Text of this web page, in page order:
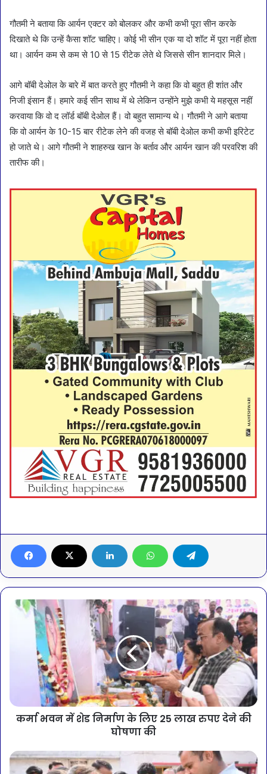
गौतमी ने बताया कि आर्यन एक्टर को बोलकर और कभी कभी पूरा सीन करके
दिखाते थे कि उन्हें कैसा शॉट चाहिए। कोई भी सीन एक या दो शॉट में पूरा नहीं होता
था। आर्यन कम से कम से 10 से 15 रीटेक लेते थे जिससे सीन शानदार मिले।
आगे बॉबी देओल के बारे में बात करते हुए गौतमी ने कहा कि वो बहुत ही शांत और
निजी इंसान हैं। हमारे कई सीन साथ में थे लेकिन उन्होंने मुझे कभी ये महसूस नहीं
करवाया कि वो द लॉर्ड बॉबी देओल हैं। वो बहुत सामान्य थे। गौतमी ने आगे बताया
कि वो आर्यन के 10-15 बार रीटेक लेने की वजह से बॉबी देओल कभी कभी इरिटेट
हो जाते थे। आगे गौतमी ने शाहरुख खान के बर्ताव और आर्यन खान की परवरिश की
तारीफ की।
कर्मा भवन में शेड निर्माण के लिए 25 लाख रुपए देने की
घोषणा की